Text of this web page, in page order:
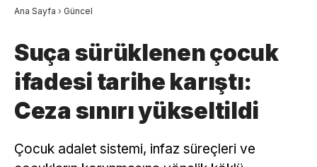
Ana Sayfa › Güncel
Suça sürüklenen çocuk
ifadesi tarihe karıştı:
Ceza sınırı yükseltildi
Çocuk adalet sistemi, infaz süreçleri ve